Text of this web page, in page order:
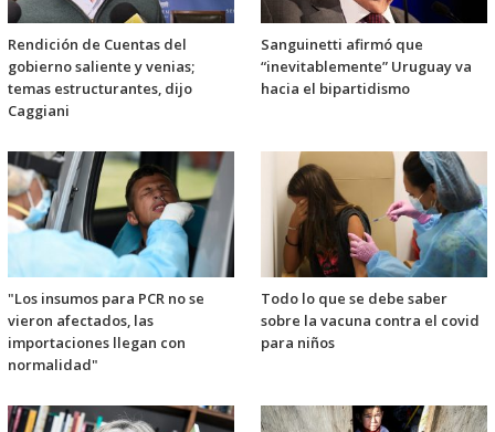
Rendición de Cuentas del
gobierno saliente y venias;
temas estructurantes, dijo
Caggiani
Sanguinetti afirmó que
“inevitablemente” Uruguay va
hacia el bipartidismo
"Los insumos para PCR no se
vieron afectados, las
importaciones llegan con
normalidad"
Todo lo que se debe saber
sobre la vacuna contra el covid
para niños